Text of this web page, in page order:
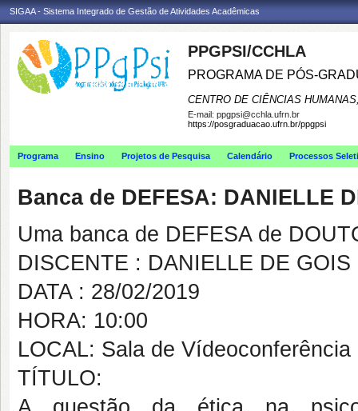
SIGAA - Sistema Integrado de Gestão de Atividades Acadêmicas
PPGPSI/CCHLA
PROGRAMA DE PÓS-
CENTRO DE CIÊNCIAS
E-mail: ppgpsi@cchla.ufrn.br
https://posgraduacao.ufrn.br/ppgpsi
Programa Ensino Projetos de Pesquisa Calendário Processos
Banca de DEFESA: DANIELLE
Uma banca de DEFESA de
DISCENTE : DANIELLE DE
DATA : 28/02/2019
HORA: 10:00
LOCAL: Sala de Vídeoconferência
TÍTULO: